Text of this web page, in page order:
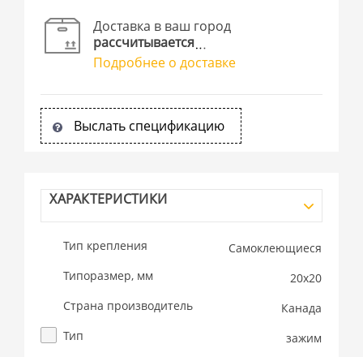
Доставка в ваш город
рассчитывается
Подробнее о доставке
Выслать спецификацию
ХАРАКТЕРИСТИКИ
Тип крепления
Самоклеющиеся
Типоразмер, мм
20x20
Страна производитель
Канада
Тип
зажим